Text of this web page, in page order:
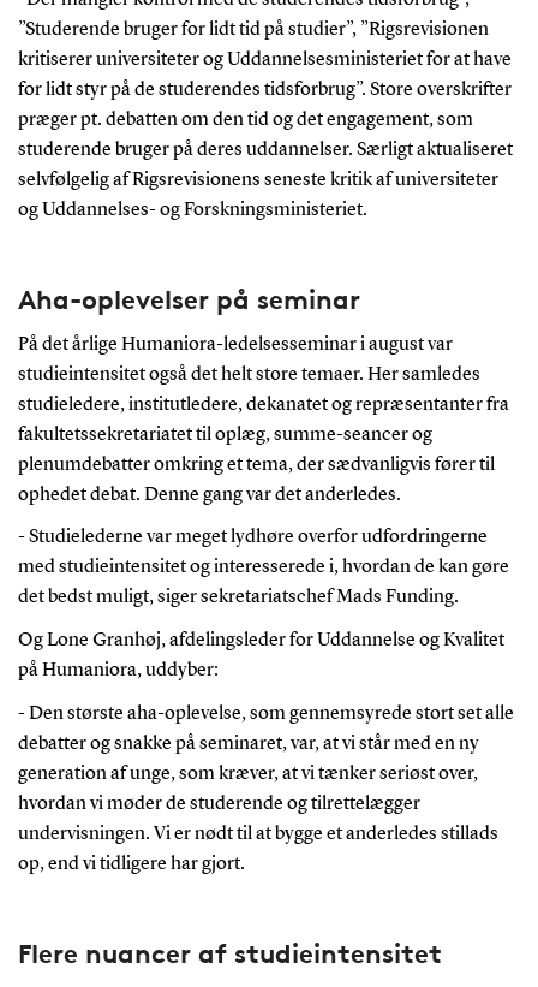
”Studerende bruger for lidt tid på studier”, ”Rigsrevisionen
kritiserer universiteter og Uddannelsesministeriet for at have
for lidt styr på de studerendes tidsforbrug”. Store overskrifter
præger pt. debatten om den tid og det engagement, som
studerende bruger på deres uddannelser. Særligt aktualiseret
selvfølgelig af Rigsrevisionens seneste kritik af universiteter
og Uddannelses- og Forskningsministeriet.
Aha-oplevelser på seminar
På det årlige Humaniora-ledelsesseminar i august var
studieintensitet også det helt store temaer. Her samledes
studieledere, institutledere, dekanatet og repræsentanter fra
fakultetssekretariatet til oplæg, summe-seancer og
plenumdebatter omkring et tema, der sædvanligvis fører til
ophedet debat. Denne gang var det anderledes.
- Studielederne var meget lydhøre overfor udfordringerne
med studieintensitet og interesserede i, hvordan de kan gøre
det bedst muligt, siger sekretariatschef Mads Funding.
Og Lone Granhøj, afdelingsleder for Uddannelse og Kvalitet
på Humaniora, uddyber:
- Den største aha-oplevelse, som gennemsyrede stort set alle
debatter og snakke på seminaret, var, at vi står med en ny
generation af unge, som kræver, at vi tænker seriøst over,
hvordan vi møder de studerende og tilrettelægger
undervisningen. Vi er nødt til at bygge et anderledes stillads
op, end vi tidligere har gjort.
Flere nuancer af studieintensitet